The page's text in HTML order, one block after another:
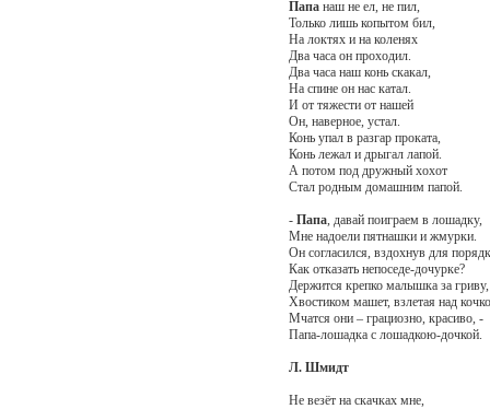
Папанаш не ел, не пил,
Только лишь копытом бил,
На локтях и на коленях
Два часа он проходил.
Два часа наш конь скакал,
На спине он нас катал.
И от тяжести от нашей
Он, наверное, устал.
Конь упал в разгар проката,
Конь лежал и дрыгал лапой.
А потом под дружный хохот
Стал родным домашним папой.
- Папа, давай поиграем в лошадку,
Мне надоели пятнашки и жмурки.
Он согласился, вздохнув для
Как отказать непоседе-дочурке?
Держится крепко малышка за гриву,
Хвостиком машет, взлетая над
Мчатся они – грациозно, красиво, -
Папа-лошадка с лошадкою-дочкой.
Л. Шмидт
Не везёт на скачках мне,